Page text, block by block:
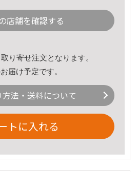
店舗を確認する
り寄せ注文となります。
届け予定です。
法・送料について
トに入れる